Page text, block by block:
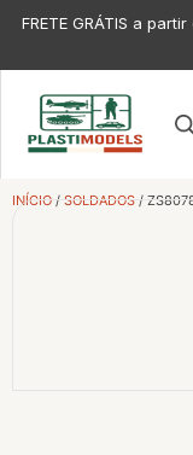
FRETE GRÁTIS a
INÍCIO / SOLDADOS /